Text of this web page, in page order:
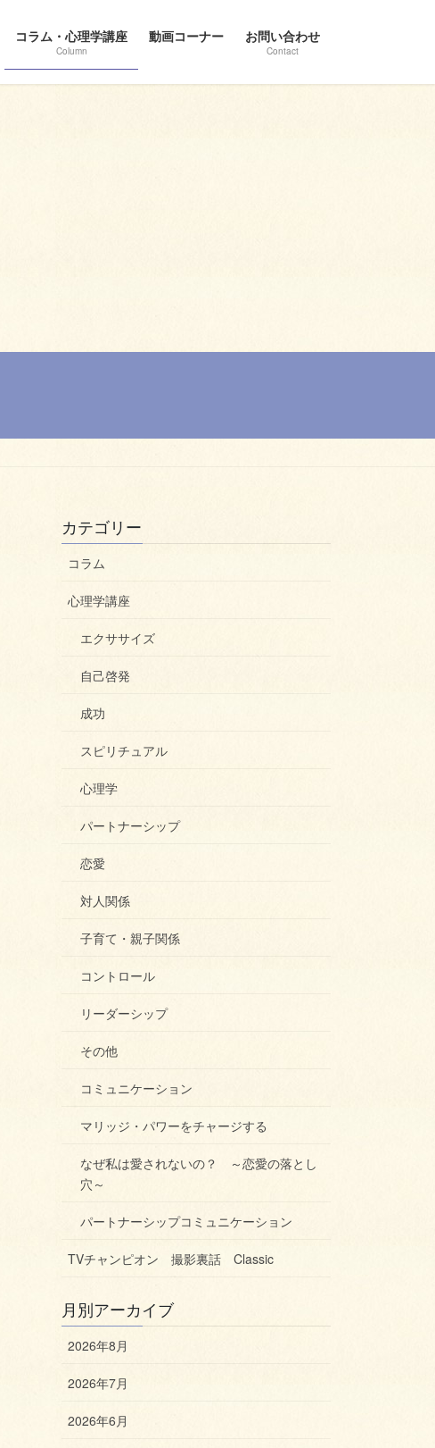
コラム・心理学講座
Column
動画コーナー お問い合わせ
Contact
カテゴリー
コラム
心理学講座
エクササイズ
自己啓発
成功
スピリチュアル
心理学
パートナーシップ
恋愛
対人関係
子育て・親子関係
コントロール
リーダーシップ
その他
コミュニケーション
マリッジ・パワーをチャージする
なぜ私は愛されないの？ ～恋愛の落とし
穴～
パートナーシップコミュニケーション
TVチャンピオン 撮影裏話 Classic
月別アーカイブ
2026年8月
2026年7月
2026年6月